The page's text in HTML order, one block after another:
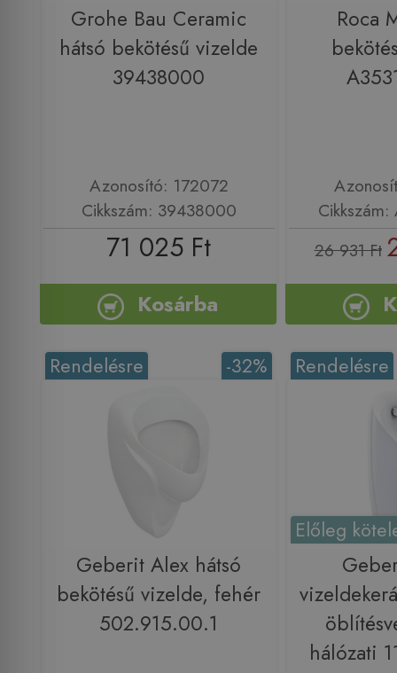
Grohe Bau Ceramic
hátsó bekötésű vizelde
39438000
Azonosító: 172072
Cikkszám: 39438000
71 025 Ft
Kosárba
Roca
26 931 Ft
-32%
Rendelésre
Geberit Alex hátsó
bekötésű vizelde, fehér
502.915.00.1
Rendelésre
Előleg
hálózati